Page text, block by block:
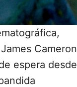
Cameron
espera desde